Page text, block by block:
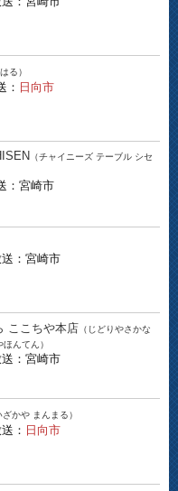
る）
： 日向市
（チャイニーズ テーブル シセ
：宮崎市
：宮崎市
ここちや本店 （じどりやさかな
んてん）
：宮崎市
ざかや まんまる）
： 日向市